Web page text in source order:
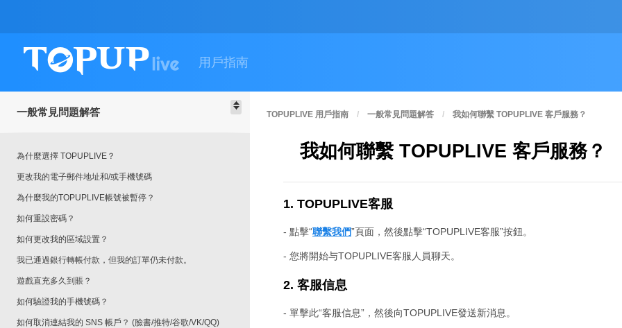
用戶指南
一般常見問題解答
為什麼選擇 TOPUPLIVE？
更改我的電子郵件地址和/或手機號碼
為什麼我的TOPUPLIVE帳號被暫停？
如何重設密碼？
如何更改我的區域設置？
我已通過銀行轉帳付款，但我的訂單仍未付款。
遊戲直充多久到賬？
如何驗證我的手機號碼？
如何取消連結我的 SNS 帳戶？ (臉書/推特/谷歌/VK/QQ)
TOPUPLIVE 用戶指南 一般常見問題解答 我如何聯繫 TOPUPLIVE 客戶服務？
我如何聯繫 TOPUPLIVE 客戶服務？
1. TOPUPLIVE客服
- 點擊“聯繫我們”頁面，然後點擊“TOPUPLIVE客服”按鈕。
- 您將開始与TOPUPLIVE客服人員聊天。
2. 客服信息
- 單擊此“客服信息”，然後向TOPUPLIVE發送新消息。